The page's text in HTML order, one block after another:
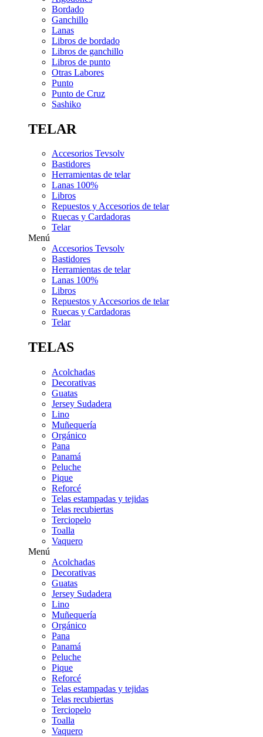
Bordado
Ganchillo
Lanas
Libros de bordado
Libros de ganchillo
Libros de punto
Otras Labores
Punto
Punto de Cruz
Sashiko
TELAR
Accesorios Tevsolv
Bastidores
Herramientas de telar
Lanas 100%
Libros
Repuestos y Accesorios de telar
Ruecas y Cardadoras
Telar
Menú
Accesorios Tevsolv
Bastidores
Herramientas de telar
Lanas 100%
Libros
Repuestos y Accesorios de telar
Ruecas y Cardadoras
Telar
TELAS
Acolchadas
Decorativas
Guatas
Jersey Sudadera
Lino
Muñequería
Orgánico
Pana
Panamá
Peluche
Pique
Reforcé
Telas estampadas y tejidas
Telas recubiertas
Terciopelo
Toalla
Vaquero
Menú
Acolchadas
Decorativas
Guatas
Jersey Sudadera
Lino
Muñequería
Orgánico
Pana
Panamá
Peluche
Pique
Reforcé
Telas estampadas y tejidas
Telas recubiertas
Terciopelo
Toalla
Vaquero